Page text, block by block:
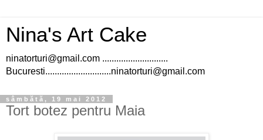
Nina's Art Cake
ninatorturi@gmail.com ............................
Bucuresti............................ninatorturi@gmail.com
sâmbătă, 19 mai 2012
Tort botez pentru Maia